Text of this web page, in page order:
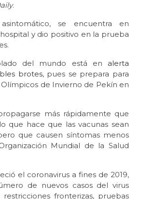
.
se encuentra en
y dio positivo en la prueba
del mundo está en alerta
brotes, pues se prepara para
de Invierno de Pekín en
más rápidamente que
que hace que las vacunas sean
que causen síntomas menos
Mundial de la Salud
el coronavirus a fines de 2019,
de nuevos casos del virus
restricciones fronterizas, pruebas